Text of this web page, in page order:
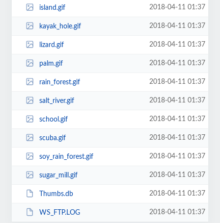
island.gif 2018-04-11 01:37
kayak_hole.gif 2018-04-11 01:37
lizard.gif 2018-04-11 01:37
palm.gif 2018-04-11 01:37
rain_forest.gif 2018-04-11 01:37
salt_river.gif 2018-04-11 01:37
school.gif 2018-04-11 01:37
scuba.gif 2018-04-11 01:37
soy_rain_forest.gif 2018-04-11 01:37
sugar_mill.gif 2018-04-11 01:37
Thumbs.db 2018-04-11 01:37
WS_FTP.LOG 2018-04-11 01:37